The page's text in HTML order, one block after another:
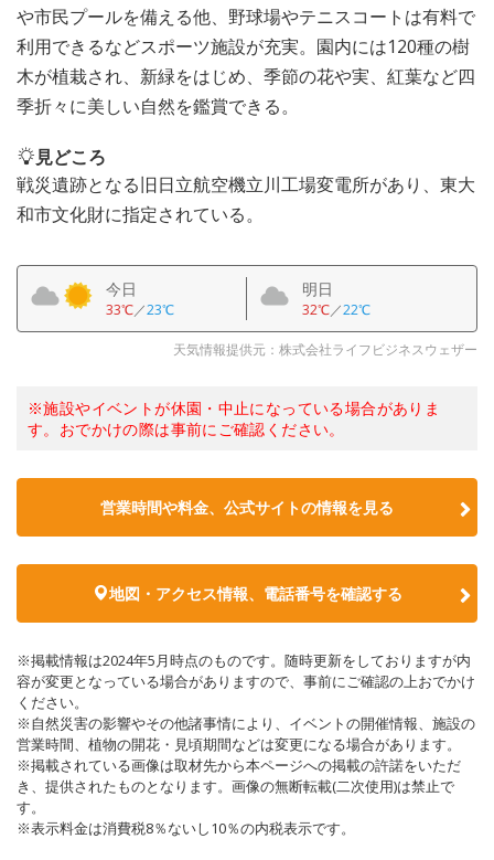
や市民プールを備える他、野球場やテニスコートは有料で
利用できるなどスポーツ施設が充実。園内には120種の樹
木が植栽され、新緑をはじめ、季節の花や実、紅葉など四
季折々に美しい自然を鑑賞できる。
見どころ
戦災遺跡となる旧日立航空機立川工場変電所があり、東大
和市文化財に指定されている。
今日
33℃／23℃
明日
32℃／22℃
天気情報提供元：株式会社ライフビジネスウェザー
※施設やイベントが休園・中止になっている場合がありま
す。おでかけの際は事前にご確認ください。
営業時間や料金、公式サイトの情報を見る
地図・アクセス情報、電話番号を確認する
※掲載情報は2024年5月時点のものです。随時更新をしておりますが内
容が変更となっている場合がありますので、事前にご確認の上おでかけ
ください。
※自然災害の影響やその他諸事情により、イベントの開催情報、施設の
営業時間、植物の開花・見頃期間などは変更になる場合があります。
※掲載されている画像は取材先から本ページへの掲載の許諾をいただ
き、提供されたものとなります。画像の無断転載(二次使用)は禁止で
す。
※表示料金は消費税8％ないし10％の内税表示です。